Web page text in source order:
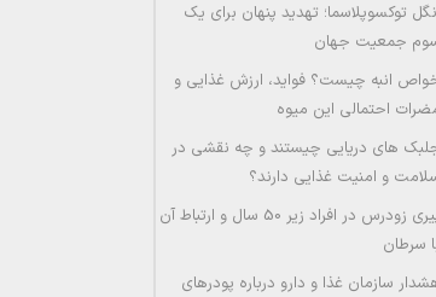
توکسوپلاسما؛ تهدید پنهان برای یک
جمعیت جهان
انبه چیست؟ فواید، ارزش غذایی و
احتمالی این میوه
های دریایی چیستند و چه نقشی در
و امنیت غذایی دارند؟
پیری زودرس در افراد زیر 50 سال و ارتباط آن
سرطان
سازمان غذا و دارو درباره پودرهای